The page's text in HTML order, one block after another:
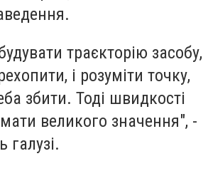
траєкторію засобу,
і розуміти точку,
збити. Тоді швидкості
великого значення", -
галузі.